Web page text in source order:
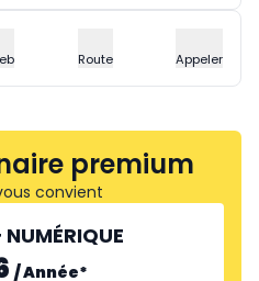
Route Appeler
premium
convient
/Année*